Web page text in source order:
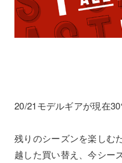
20/21モデルギアが現在
残りのシーズンを楽しむ
越した買い替え、今シー